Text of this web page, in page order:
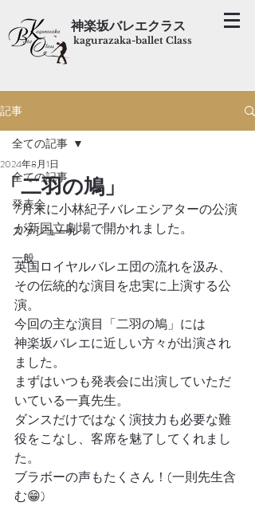
神楽坂バレエクラス
kagurazaka-ballet Class
記事
全ての記事
発表会
スケジュール
一般
全ての記事
「二羽の鳩」
2024年8月1日
7月末に小林紀子バレエシアターの公演
が新国立劇場で開かれました。
英国ロイヤルバレエ団の流れを汲み、
その伝統的な演目を忠実に上演する公
演。
今回の主な演目「二羽の鳩」には
神楽坂バレエに近しい方々が出演され
ました。
まずはいつも発表会に出演していただ
いている一真先生。
ダンスだけではなく演技力も必要な難
役をこなし、客席を魅了してくれまし
た。
ブラボーの声もたくさん！(一則先生含
む😁)